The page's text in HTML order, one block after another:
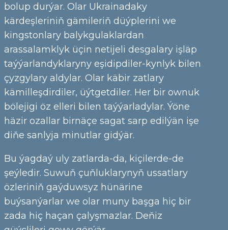
bolup durýar. Olar Ukrainadaky
kärdeşleriniň gämileriň düýplerini we
kingstonlary balykgulaklardan
arassalamklyk üçin netijeli desgalary işläp
taýýarlandyklaryny eşidipdiler-kynlyk bilen
çyzgylary aldylar. Olar käbir zatlary
kämilleşdirdiler, üýtgetdiler. Her bir ownuk
bölejigi öz elleri bilen taýýarladylar. Ýöne
häzir ozallar birnäçe sagat sarp edilýän işe
diňe sanlyja minutlar gidýär.
Bu ýagdaý uly zatlarda-da, kiçilerde-de
şeýledir. Suwuň çuňluklarynyň ussatlary
özleriniň gaýduwsyz hünärine
buýsanýarlar we olar muny başga hiç bir
zada hiç haçan çalyşmazlar. Deňiz